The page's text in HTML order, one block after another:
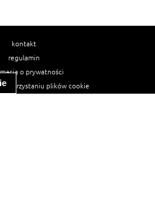
kontakt
regulamin
o prywatności
plików cookie